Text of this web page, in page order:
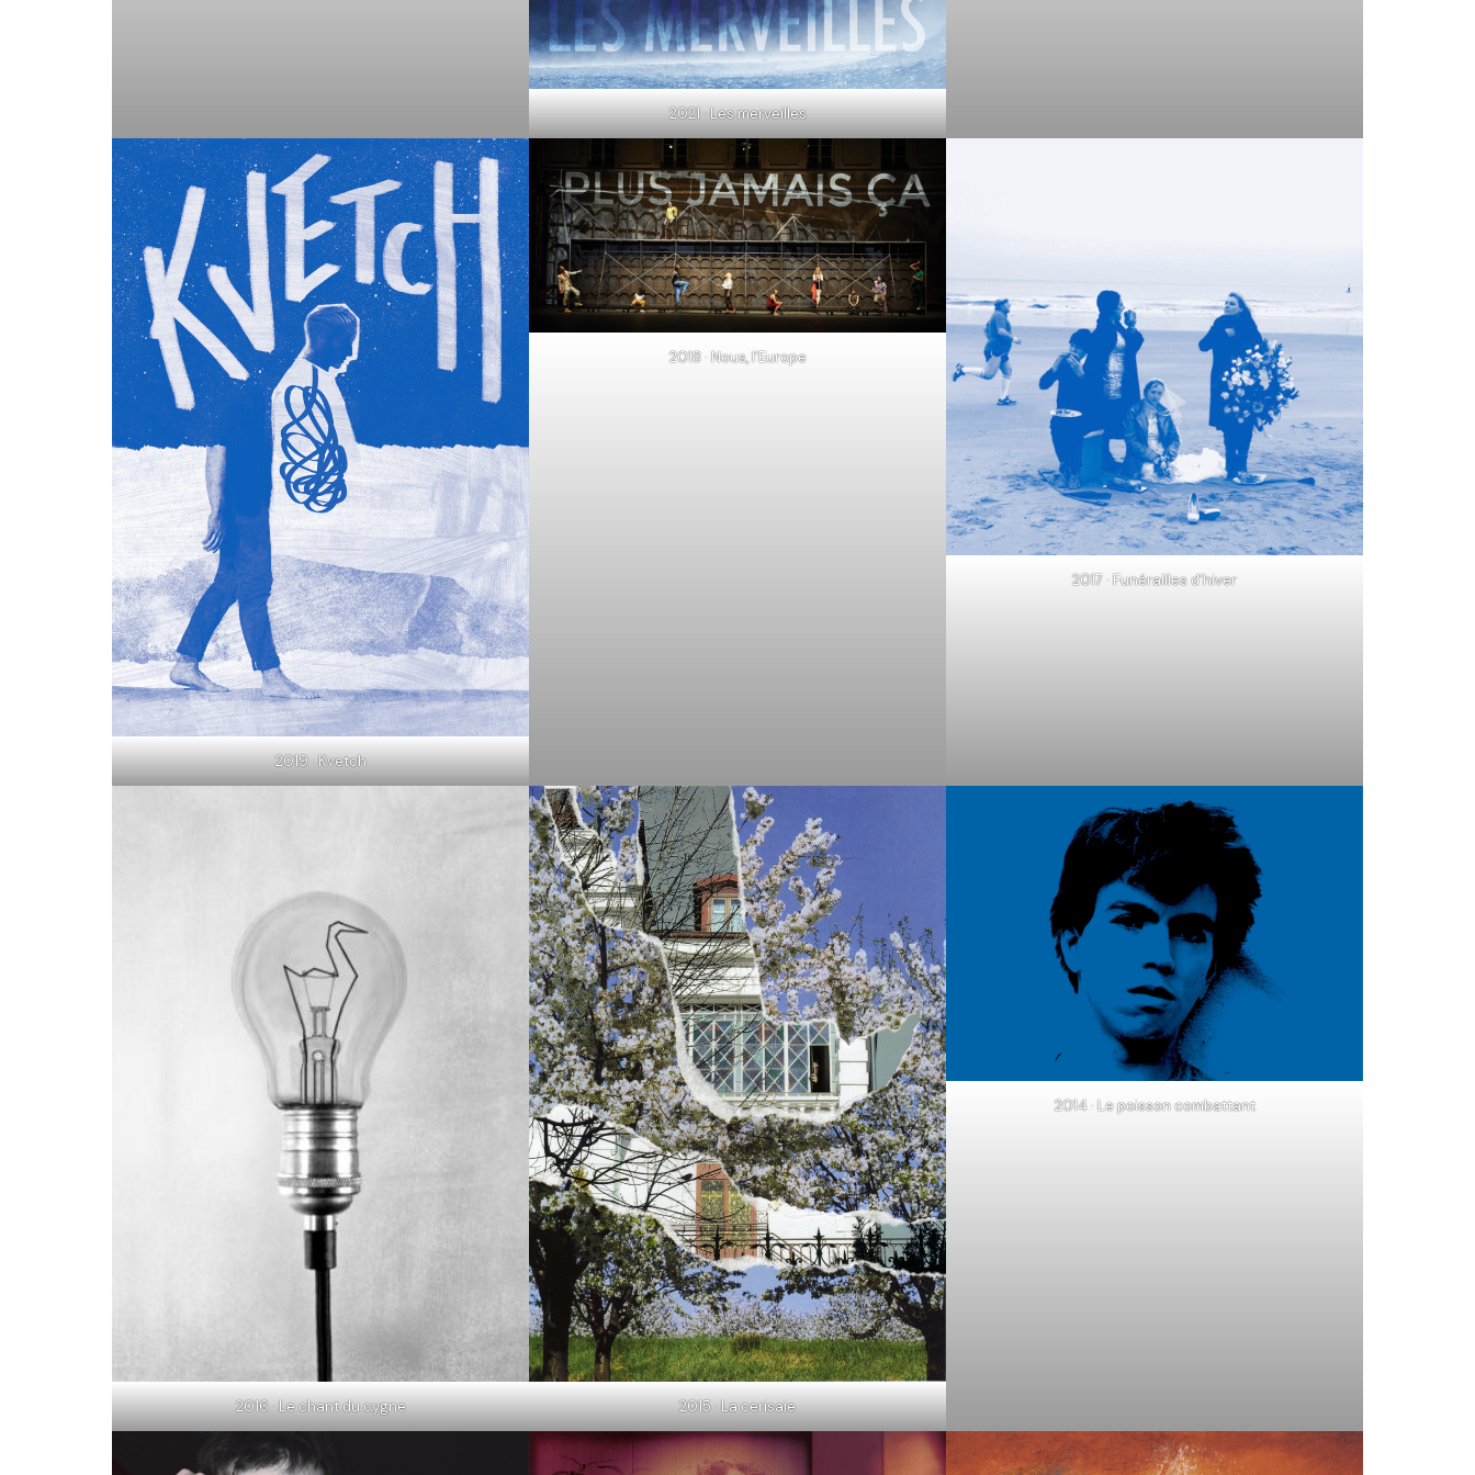
2021 · Les merveilles
2019 · Kvetch
2018 · Nous, l’Europe
2017 · Funérailles d’hiver
2016 · Le chant du cygne 2015 · La cerisaie
2014 · Le poisson combattant